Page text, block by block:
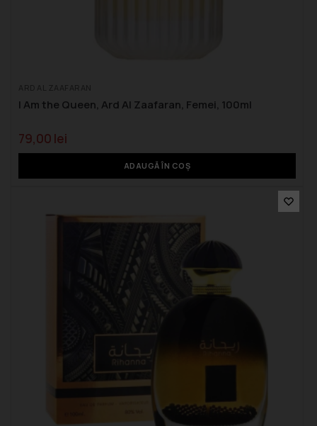
I Am the Queen, Ard Al Zaafaran, Femei, 100ml
79,00 lei
ADAUGĂ ÎN COȘ